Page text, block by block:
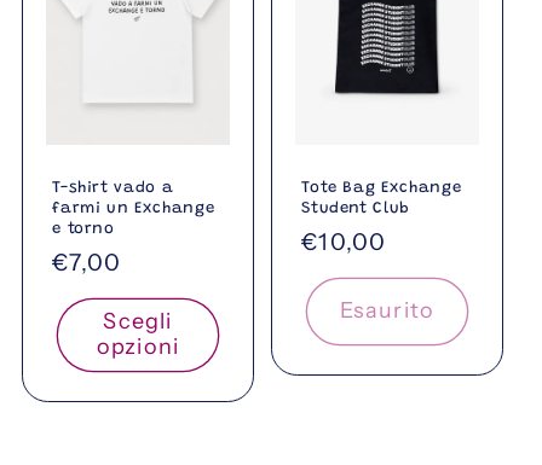
T-shirt vado a
farmi un Exchange
e torno
Prezzo
di
listino
€7,00
Scegli
opzioni
Tote Bag Exchange
Student Club
Prezzo
di
listino
€10,00
Esaurito